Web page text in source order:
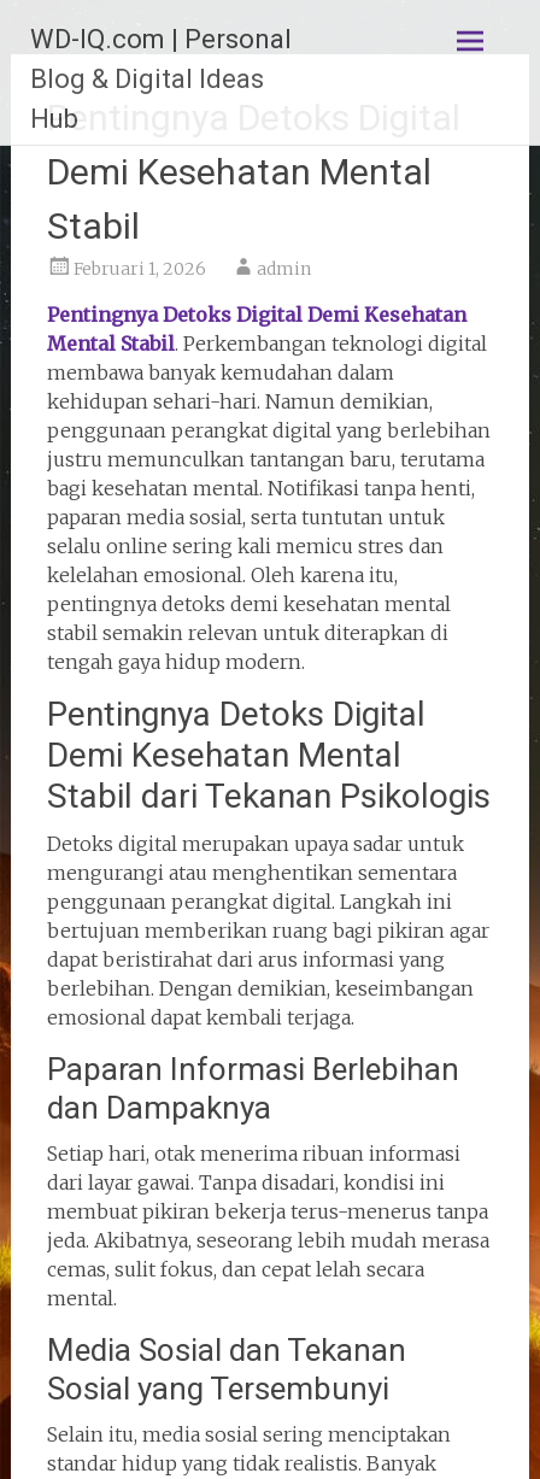
konten
WD-IQ.com | Personal
Blog & Digital Ideas
Hub
Pentingnya Detoks Digital
Demi Kesehatan Mental
Stabil
Februari 1, 2026 admin
Pentingnya Detoks Digital Demi Kesehatan
Mental Stabil. Perkembangan teknologi digital
membawa banyak kemudahan dalam
kehidupan sehari-hari. Namun demikian,
penggunaan perangkat digital yang berlebihan
justru memunculkan tantangan baru, terutama
bagi kesehatan mental. Notifikasi tanpa henti,
paparan media sosial, serta tuntutan untuk
selalu online sering kali memicu stres dan
kelelahan emosional. Oleh karena itu,
pentingnya detoks demi kesehatan mental
stabil semakin relevan untuk diterapkan di
tengah gaya hidup modern.
Pentingnya Detoks Digital
Demi Kesehatan Mental
Stabil dari Tekanan Psikologis
Detoks digital merupakan upaya sadar untuk
mengurangi atau menghentikan sementara
penggunaan perangkat digital. Langkah ini
bertujuan memberikan ruang bagi pikiran agar
dapat beristirahat dari arus informasi yang
berlebihan. Dengan demikian, keseimbangan
emosional dapat kembali terjaga.
Paparan Informasi Berlebihan
dan Dampaknya
Setiap hari, otak menerima ribuan informasi
dari layar gawai. Tanpa disadari, kondisi ini
membuat pikiran bekerja terus-menerus tanpa
jeda. Akibatnya, seseorang lebih mudah merasa
cemas, sulit fokus, dan cepat lelah secara
mental.
Media Sosial dan Tekanan
Sosial yang Tersembunyi
Selain itu, media sosial sering menciptakan
standar hidup yang tidak realistis. Banyak